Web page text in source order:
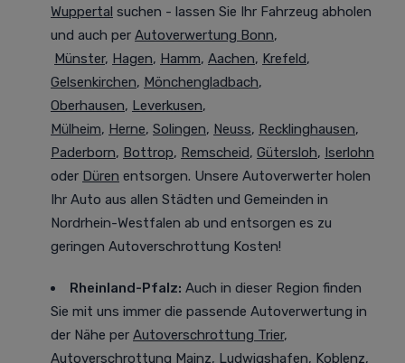
Wuppertal suchen - lassen Sie Ihr Fahrzeug abholen
und auch per Autoverwertung Bonn,
Münster, Hagen, Hamm, Aachen, Krefeld,
Gelsenkirchen, Mönchengladbach,
Oberhausen, Leverkusen,
Mülheim, Herne, Solingen, Neuss, Recklinghausen,
Paderborn, Bottrop, Remscheid, Gütersloh, Iserlohn
oder Düren entsorgen. Unsere Autoverwerter holen
Ihr Auto aus allen Städten und Gemeinden in
Nordrhein-Westfalen ab und entsorgen es zu
geringen Autoverschrottung Kosten!
Rheinland-Pfalz: Auch in dieser Region finden
Sie mit uns immer die passende Autoverwertung in
der Nähe per Autoverschrottung Trier,
Autoverschrottung Mainz, Ludwigshafen, Koblenz,